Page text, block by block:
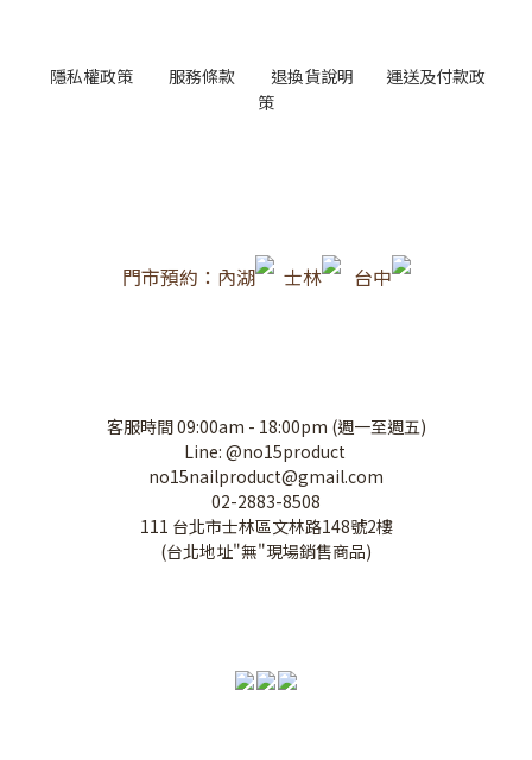
隱私權政策 服務條款 退換貨說明
運送及付款政
策
門市預約：內湖 士林 台中
客服時間 09:00am - 18:00pm (週一至週五)
Line: @no15product
no15nailproduct@gmail.com
02-2883-8508
111 台北市士林區文林路148號2樓
(台北地址"無"現場銷售商品)